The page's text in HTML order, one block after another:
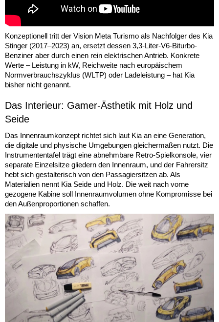
Konzeptionell tritt der Vision Meta Turismo als Nachfolger des Kia
Stinger (2017–2023) an, ersetzt dessen 3,3-Liter-V6-Biturbo-
Benziner aber durch einen rein elektrischen Antrieb. Konkrete
Werte – Leistung in kW, Reichweite nach europäischem
Normverbrauchszyklus (WLTP) oder Ladeleistung – hat Kia
bisher nicht genannt.
Das Interieur: Gamer-Ästhetik mit Holz und
Seide
Das Innenraumkonzept richtet sich laut Kia an eine Generation,
die digitale und physische Umgebungen gleichermaßen nutzt. Die
Instrumententafel trägt eine abnehmbare Retro-Spielkonsole, vier
separate Einzelsitze gliedern den Innenraum, und der Fahrersitz
hebt sich gestalterisch von den Passagiersitzen ab. Als
Materialien nennt Kia Seide und Holz. Die weit nach vorne
gezogene Kabine soll Innenraumvolumen ohne Kompromisse bei
den Außenproportionen schaffen.